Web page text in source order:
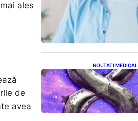
ales
de
avea
Impactul
Fraze Pe
Trebui Să
Născut
NOUTATI
Energia
Norocului:
August
Fluxul